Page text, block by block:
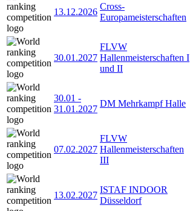
13.12.2026
Cross-
Europameisterschaften
30.01.2027
FLVW
Hallenmeisterschaften I
und II
30.01 -
31.01.2027
DM Mehrkampf Halle
07.02.2027
FLVW
Hallenmeisterschaften
III
13.02.2027
ISTAF INDOOR
Düsseldorf